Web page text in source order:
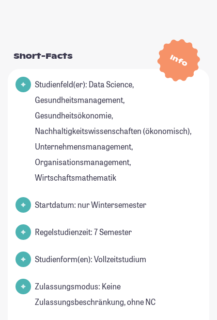
Info
Short-Facts
Studienfeld(er): Data Science,
Gesundheitsmanagement,
Gesundheitsökonomie,
Nachhaltigkeitswissenschaften (ökonomisch),
Unternehmensmanagement,
Organisationsmanagement,
Wirtschaftsmathematik
Startdatum: nur Wintersemester
Regelstudienzeit: 7 Semester
Studienform(en): Vollzeitstudium
Zulassungsmodus: Keine
Zulassungsbeschränkung, ohne NC